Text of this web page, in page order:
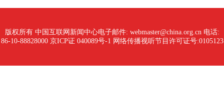
版权所有 中国互联网新闻中心电子邮件: webmaster@china.org.cn 电话:
86-10-88828000 京ICP证 040089号-1 网络传播视听节目许可证号:0105123